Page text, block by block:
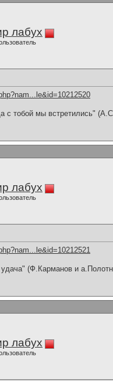
лабух
с тобой мы встретились"
лабух
(Ф.Карманов и
лабух